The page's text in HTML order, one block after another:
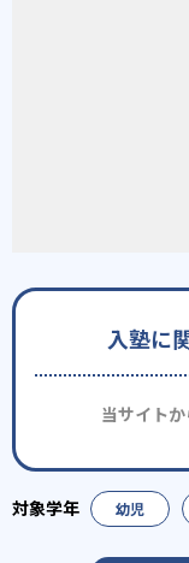
入塾に
当サイト
幼児